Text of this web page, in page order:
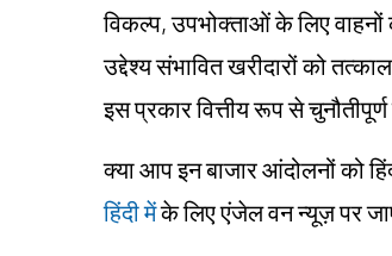
विकल्प, उपभोक्ताओं के लिए
उद्देश्य संभावित खरीदारों को
इस प्रकार वित्तीय रूप से
क्या आप इन बाजार आंदोलनों को
हिंदी मेंके लिए एंजेल वन न्यूज़ पर